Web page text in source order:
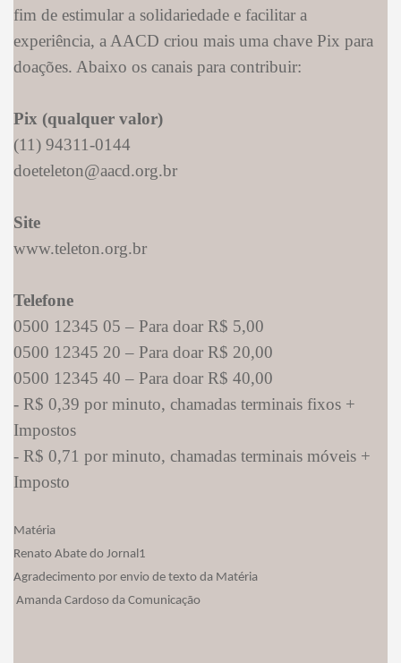
fim de estimular a solidariedade e facilitar a
experiência, a AACD criou mais uma chave Pix para
doações. Abaixo os canais para contribuir:
Pix (qualquer valor)
(11) 94311-0144
doeteleton@aacd.org.br
Site
www.teleton.org.br
Telefone
0500 12345 05 – Para doar R$ 5,00
0500 12345 20 – Para doar R$ 20,00
0500 12345 40 – Para doar R$ 40,00
- R$ 0,39 por minuto, chamadas terminais fixos +
Impostos
- R$ 0,71 por minuto, chamadas terminais móveis +
Imposto
Matéria
Renato Abate do Jornal1
Agradecimento por envio de texto da Matéria
Amanda Cardoso da Comunicação